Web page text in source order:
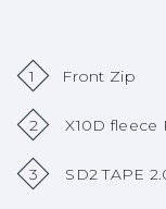
1 Front Zip
2 X10D fleece
3 SD2 TAPE